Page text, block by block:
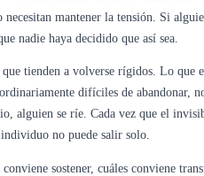
mantener la tensión. Si
nadie haya decidido que así sea.
tienden a volverse rígidos. Lo que
difíciles de
alguien se ríe. Cada vez que el
no puede salir solo.
sostener, cuáles conviene